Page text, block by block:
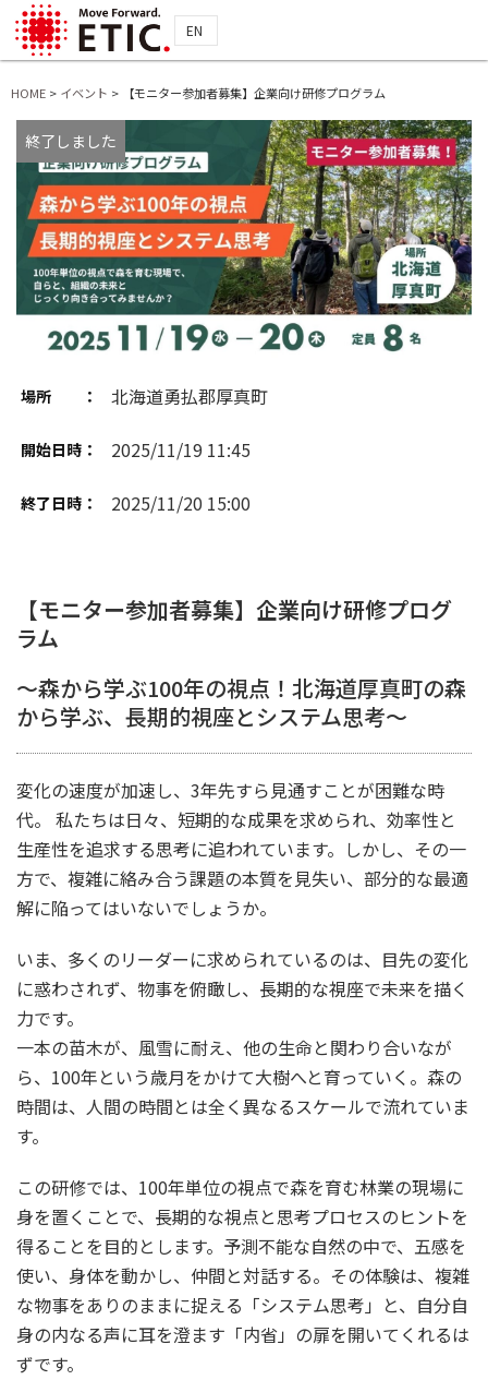
EN
HOME > イベント > 【モニター参加者募集】企業向け研修プログラム
終了しました
場所 ： 北海道勇払郡厚真町
開始日時： 2025/11/19 11:45
終了日時： 2025/11/20 15:00
【モニター参加者募集】企業向け研修プログ
ラム
〜森から学ぶ100年の視点！北海道厚真町の森
から学ぶ、長期的視座とシステム思考〜
変化の速度が加速し、3年先すら見通すことが困難な時
代。 私たちは日々、短期的な成果を求められ、効率性と
生産性を追求する思考に追われています。しかし、その一
方で、複雑に絡み合う課題の本質を見失い、部分的な最適
解に陥ってはいないでしょうか。
いま、多くのリーダーに求められているのは、目先の変化
に惑わされず、物事を俯瞰し、長期的な視座で未来を描く
力です。
一本の苗木が、風雪に耐え、他の生命と関わり合いなが
ら、100年という歳月をかけて大樹へと育っていく。森の
時間は、人間の時間とは全く異なるスケールで流れていま
す。
この研修では、100年単位の視点で森を育む林業の現場に
身を置くことで、長期的な視点と思考プロセスのヒントを
得ることを目的とします。予測不能な自然の中で、五感を
使い、身体を動かし、仲間と対話する。その体験は、複雑
な物事をありのままに捉える「システム思考」と、自分自
身の内なる声に耳を澄ます「内省」の扉を開いてくれるは
ずです。